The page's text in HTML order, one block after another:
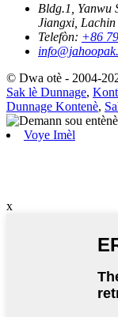
Bldg.1, Yanwu
Jiangxi, Lachin
Telefòn: +86
© Dwa otè - 2004-
Sak lè Dunnage,
Dunnage Kontenè,
Voye Imèl
x